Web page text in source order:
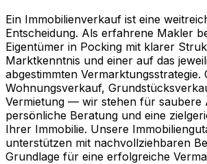
Ein Immobilienverkauf ist eine
Entscheidung. Als erfahrene Makler
Eigentümer in Pocking mit klarer
Marktkenntnis und einer auf das
abgestimmten Vermarktungsstrategie.
Wohnungsverkauf,
Vermietung — wir stehen für saubere
persönliche Beratung und eine
Ihrer Immobilie. Unsere
unterstützen mit nachvollziehbaren
Grundlage für eine erfolgreiche